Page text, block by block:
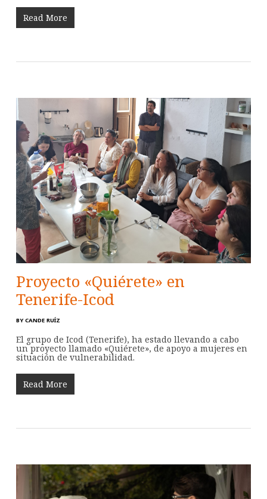
Read More
Proyecto «Quiérete» en
Tenerife-Icod
BY CANDE RUÍZ
El grupo de Icod (Tenerife), ha estado llevando a cabo
un proyecto llamado «Quiérete», de apoyo a mujeres en
situación de vulnerabilidad.
Read More